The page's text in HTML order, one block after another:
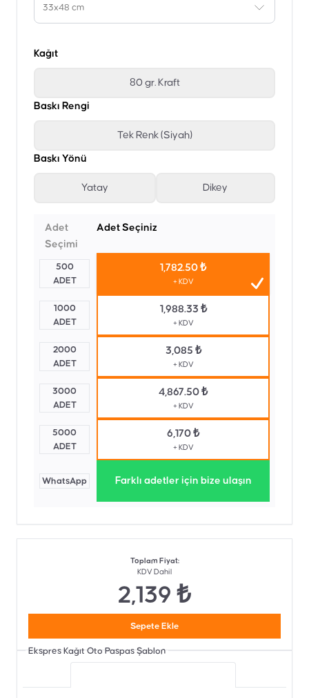
Kağıt
80 gr. Kraft
Baskı Rengi
Tek Renk (Siyah)
Baskı Yönü
Yatay Dikey
33x48 cm
Adet
Seçimi
Adet Seçiniz
500
ADET
1,782.50 ₺
+ KDV
1000
ADET
1,988.33 ₺
+ KDV
2000
ADET
3,085 ₺
+ KDV
3000
ADET
4,867.50 ₺
+ KDV
5000
ADET
6,170 ₺
+ KDV
WhatsApp Farklı adetler için bize ulaşın
Toplam Fiyat:
KDV Dahil
2,139 ₺
Sepete Ekle
Ekspres Kağıt Oto Paspas Şablon